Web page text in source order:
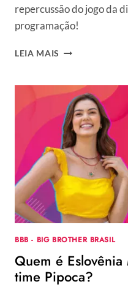
repercussão do jogo da
programação!
LEIA MAIS QUE
O
BBB
HOJE,
TERÇA-
FEIRA,
05/04?
QUAL
A
BBB - BIG BROTHER BRASIL
Quem é
time Pipoca?